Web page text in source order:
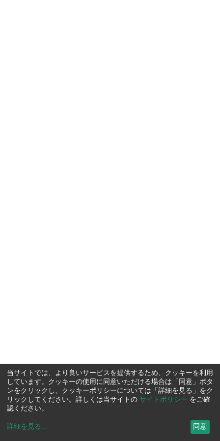
当サイトでは、より良いサービスを提供するため、クッキーを利用
しています。クッキーの使用に同意いただける場合は「同意」ボタ
ンをクリックし、クッキーポリシーについては「詳細を見る」をク
リックしてください。詳しくは当サイトの サイトポリシー をご確
認ください。
詳細を見る ... 同意